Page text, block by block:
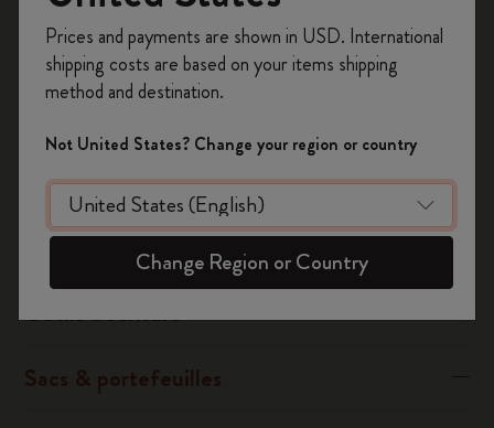
Was this answer helpful?
Oui
Non
Carnets
Agendas
Outils d'écriture
Sacs & portefeuilles
de remise ainsi que de frais de port gratuits
sur votre première commandeen utilisant le
codeWELCOME10.
Créez un compte Moleskine pour accéder à des
offres exclusives, des avantages réservés aux
membres et davantage d’inspiration.
Créer un compte!
Prices and payments are shown in USD. International
shipping costs are based on your items shipping
method and destination.
Not United States? Change your region or country
Change Region or Country